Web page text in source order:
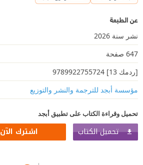
عن الطبعة
نشر سنة 2026
647 صفحة
[ردمك 13] 9789922755724
مؤسسة أبجد للترجمة والنشر والتوزيع
تحميل وقراءة الكتاب على تطبيق أبجد
تحميل الكتاب اشترك الآن